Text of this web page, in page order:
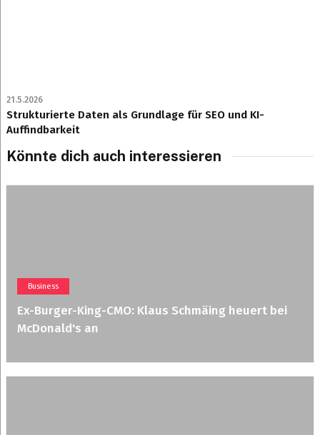
21.5.2026
Strukturierte Daten als Grundlage für SEO und KI-
Auffindbarkeit
Könnte dich auch interessieren
Business
Ex-Burger-King-CMO: Klaus Schmäing heuert bei
McDonald's an